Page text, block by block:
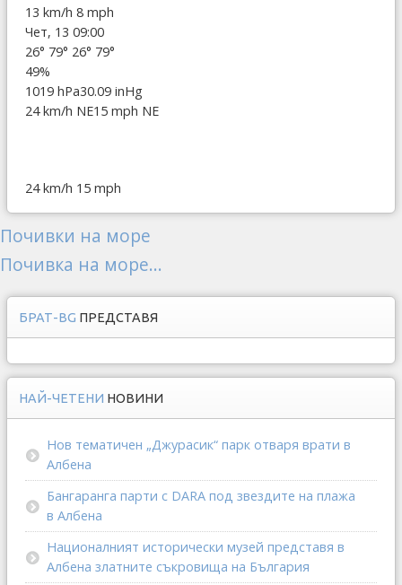
13 km/h 8 mph
Чет, 13 09:00
26° 79° 26° 79°
49%
1019 hPa30.09 inHg
24 km/h NE15 mph NE
24 km/h 15 mph
Почивки на море
Почивка на море...
БРАТ-BG ПРЕДСТАВЯ
НАЙ-ЧЕТЕНИ НОВИНИ
Нов тематичен „Джурасик“ парк отваря врати в
Албена
Бангаранга парти с DARA под звездите на плажа
в Албена
Националният исторически музей представя в
Албена златните съкровища на България